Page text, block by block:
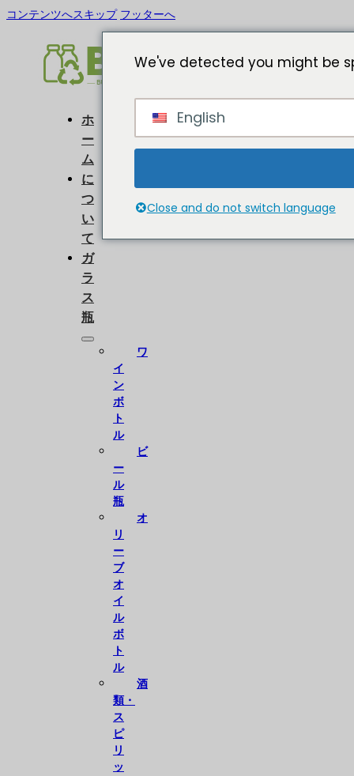
コンテンツへスキップ フッターへ
ホ
ー
ム
に
つ
い
て
ガ
ラ
ス
瓶
ワ
イ
ン
ボ
ト
ル
ビ
ー
ル
瓶
オ
リ
ー
ブ
オ
イ
ル
ボ
ト
ル
酒
類・
ス
ピ
リ
ッ
We've detected you might be
English
Close and do not switch language